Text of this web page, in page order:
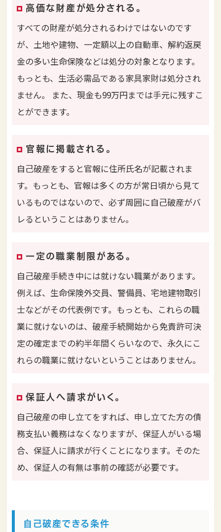
高価な財産が処分される。
すべての財産が処分されるわけではないのです
が、土地や建物、一定額以上の自動車、解約返戻
金の多い生命保険などは処分の対象となります。
もっとも、生活必需品である家具家財は処分され
ません。
また、現金も99万円までは手元に残すこ
とができます。
官報に掲載される。
自己破産をすると官報に住所氏名が記載されま
す。もっとも、官報は多くの方が常日頃から見て
いるものではないので、必ず周囲に自己破産がバ
レるということはありません。
一定の職業制限がある。
自己破産手続き中には就けない職業があります。
例えば、生命保険外交員、警備員、宅地建物取引
士などがその代表例です。もっとも、これらの職
業に就けないのは、破産手続開始から免責許可決
定の確定までの約半年間くらいなので、永久にこ
れらの職業に就けないということはありません。
保証人へ請求がいく。
自己破産の申し立てをすれば、申し立てた方の債
務支払い義務はなくなりますが、保証人がいる場
合、保証人に請求が行くことになります。そのた
め、保証人の有無は事前の確認が必要です。
自己破産できる条件